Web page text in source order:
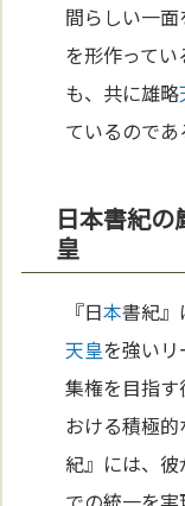
間らしい一
を形作って
も、共に雄略
ているのであ
日本書紀
皇
『日本書紀
天皇を強い
集権を目指
おける積極
紀』には、彼